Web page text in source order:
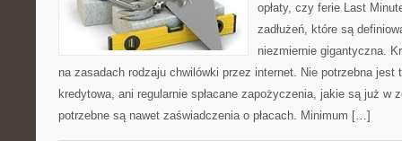
opłaty, czy ferie Last
zadłużeń, które są
niezmiernie gigantyczna.
na zasadach rodzaju chwilówki przez internet. Nie potrzebna jest
kredytowa, ani regularnie spłacane zapożyczenia, jakie są już w
potrzebne są nawet zaświadczenia o płacach. Minimum […]